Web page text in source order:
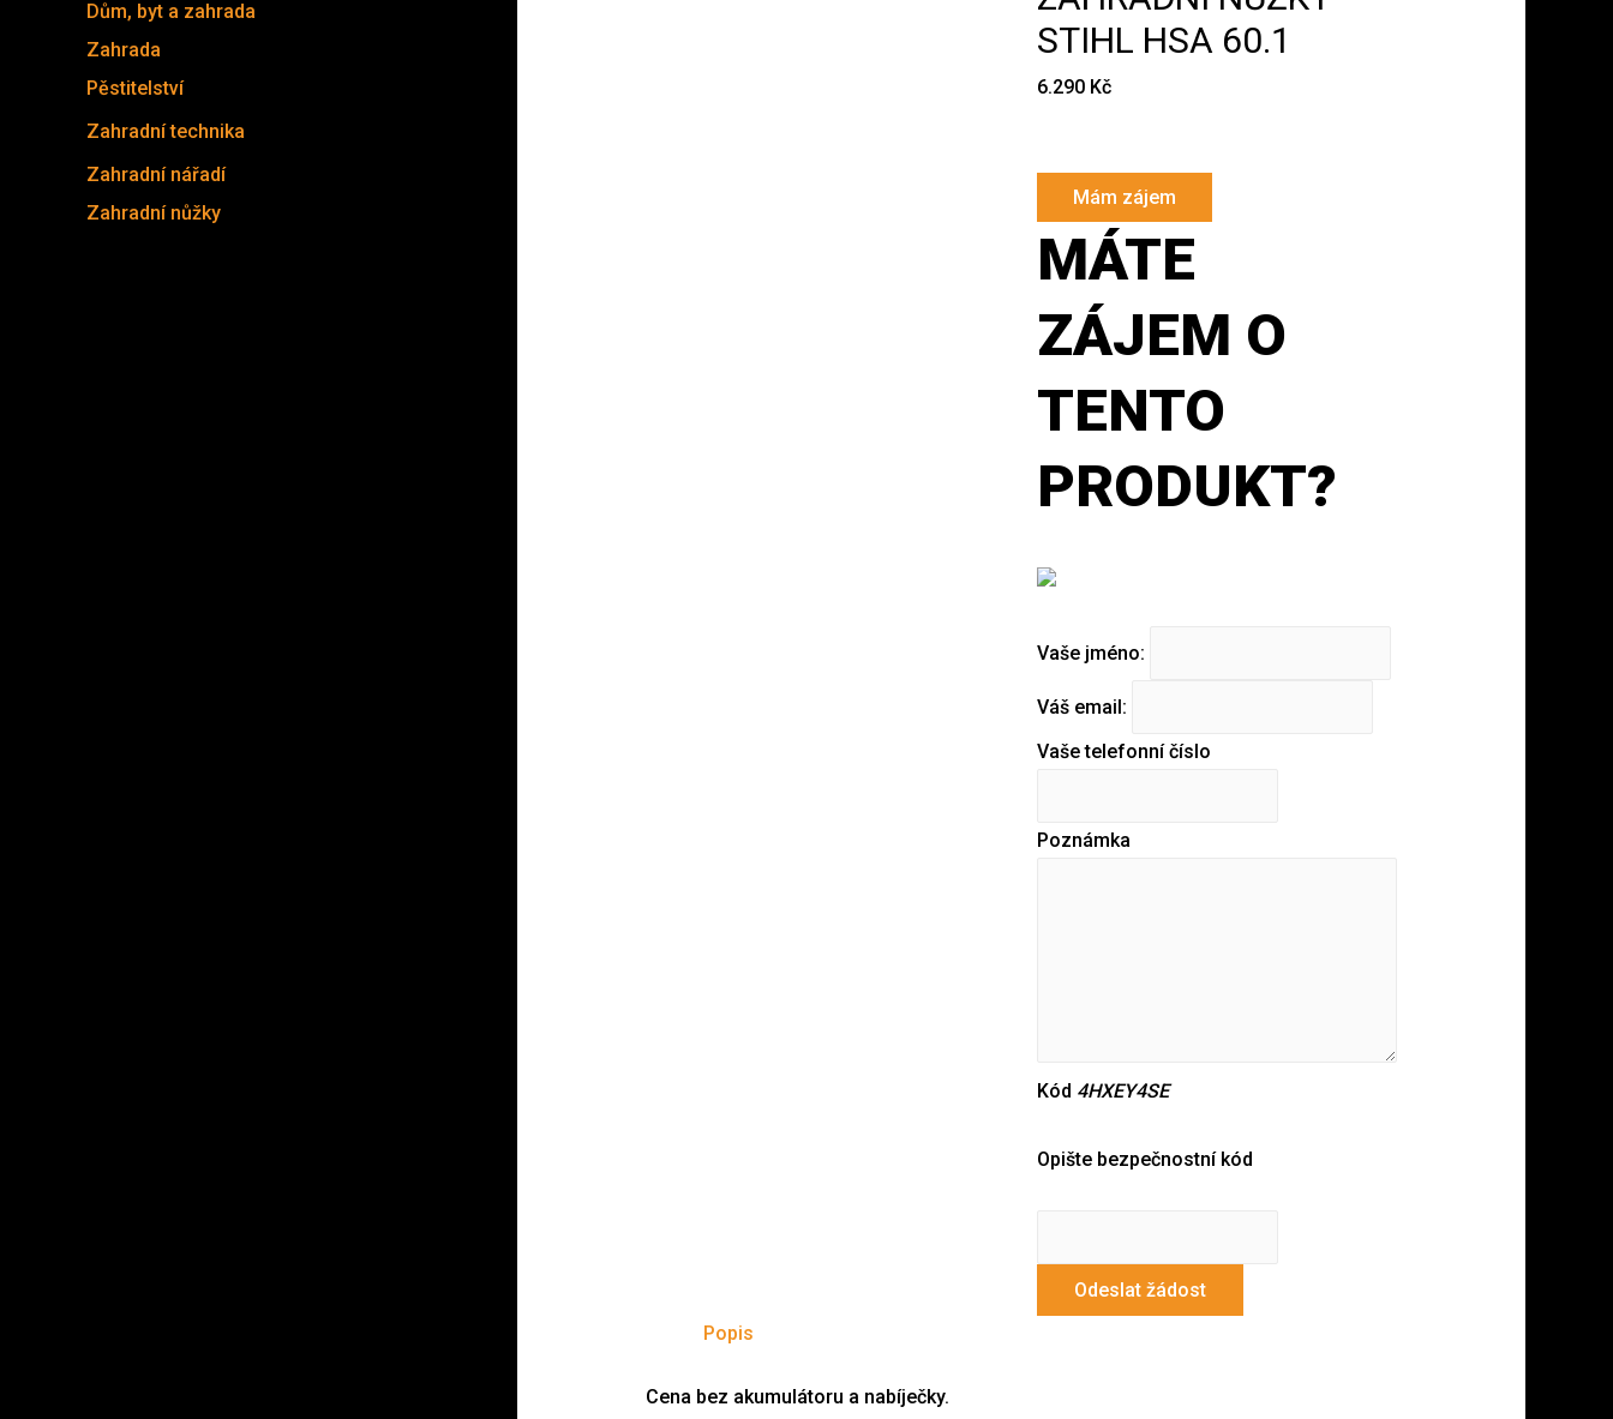
Dům, byt a zahrada
Zahrada
Pěstitelství
Zahradní technika
Zahradní nářadí
Zahradní nůžky
STIHL HSA 60.1
6.290 Kč
Mám zájem
MÁTE
ZÁJEM O
TENTO
PRODUKT?
Vaše jméno:
Váš email:
Vaše telefonní číslo
Poznámka
Kód 4HXEY4SE
Opište bezpečnostní kód
Odeslat žádost
Popis
Cena bez akumulátoru a nabíječky.